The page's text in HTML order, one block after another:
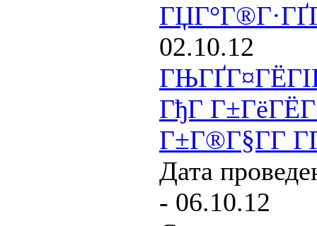
02.10.12
ГђГ
Г±Г®Г§Г­Г
Дата
- 06.10.12